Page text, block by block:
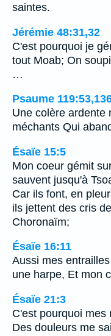
saintes.
Jérémie 48:31,32
C'est pourquoi je
tout Moab; On
…
Psaume
Une colère ardente
méchants Qui
Ésaïe 15:5
Mon coeur gémit
sauvent jusqu'à
Car ils font, en
ils jettent des cris
Choronaïm;
Ésaïe 16:11
Aussi mes
une harpe, Et mon
Ésaïe 21:3
C'est pourquoi mes
Des douleurs me